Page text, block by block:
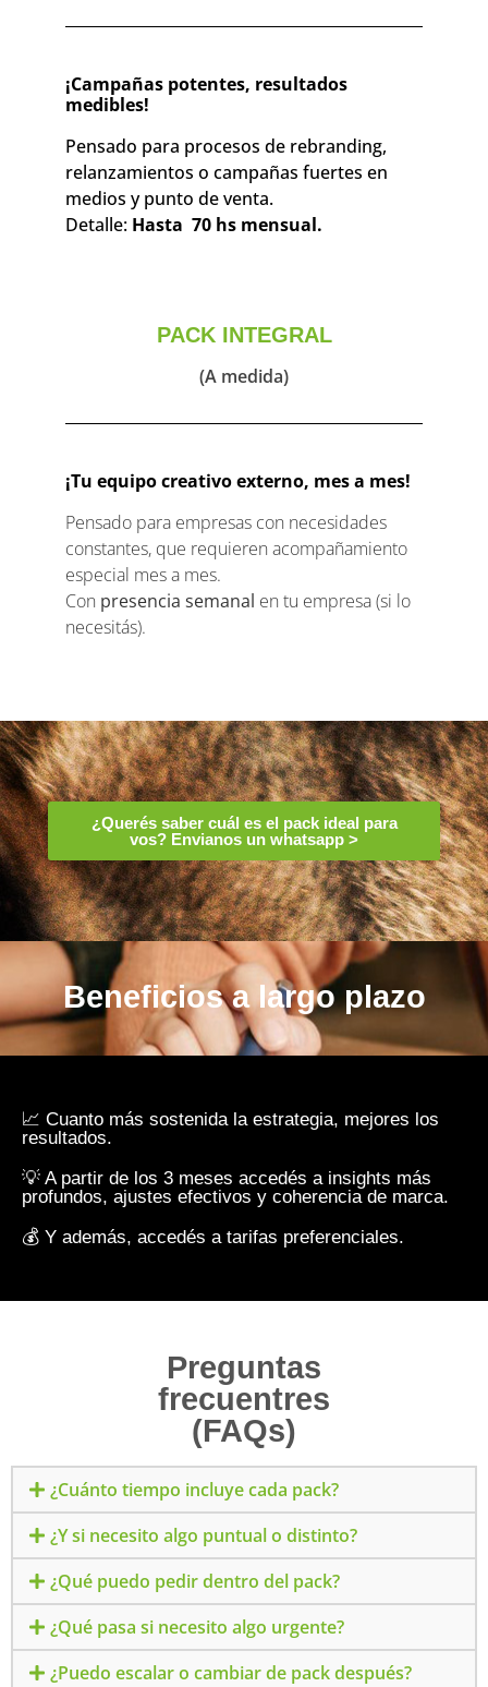
¡Campañas potentes, resultados
medibles!
Pensado para procesos de rebranding,
relanzamientos o campañas fuertes en
medios y punto de venta.
Detalle: Hasta 70 hs mensual.
PACK INTEGRAL
(A medida)
¡Tu equipo creativo externo, mes a mes!
Pensado para empresas con necesidades
constantes, que requieren acompañamiento
especial mes a mes.
Con presencia semanal en tu empresa (si lo
necesitás).
¿Querés saber cuál es el pack ideal para
vos? Envianos un whatsapp >
Beneficios a largo plazo
📈 Cuanto más sostenida la estrategia, mejores los
resultados.
💡 A partir de los 3 meses accedés a insights más
profundos, ajustes efectivos y coherencia de marca.
💰 Y además, accedés a tarifas preferenciales.
Preguntas
frecuentres
(FAQs)
¿Cuánto tiempo incluye cada pack?
¿Y si necesito algo puntual o distinto?
¿Qué puedo pedir dentro del pack?
¿Qué pasa si necesito algo urgente?
¿Puedo escalar o cambiar de pack después?